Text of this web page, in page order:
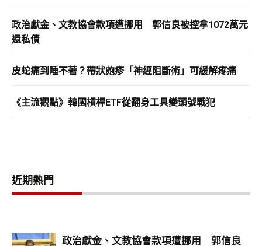
政治獻金、文教協會款項遭挪用 郭信良被控拿1072萬元
還私債
皮蛇痛到睡不著？帶狀皰疹「神經阻斷術」可緩解疼痛
《主流觀點》韓國槓桿ETF從翻身工具變頭號戰犯
近期熱門